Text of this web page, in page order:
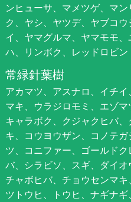
ンヒューサ、マメツゲ、マ
ク、ヤシ、ヤツデ、ヤブコ
イ、ヤマグルマ、ヤマモモ
ハ、リンボク、レッドロビン
常緑針葉樹
アカマツ、アスナロ、イチ
マキ、ウラジロモミ、エゾマ
キャラボク、クジャクヒバ
キ、コウヨウザン、コノテ
ツ、コニファー、ゴールド
バ、シラビソ、スギ、ダイオ
チャボヒバ、チョウセンマキ
ツトウヒ、トウヒ、ナギナ